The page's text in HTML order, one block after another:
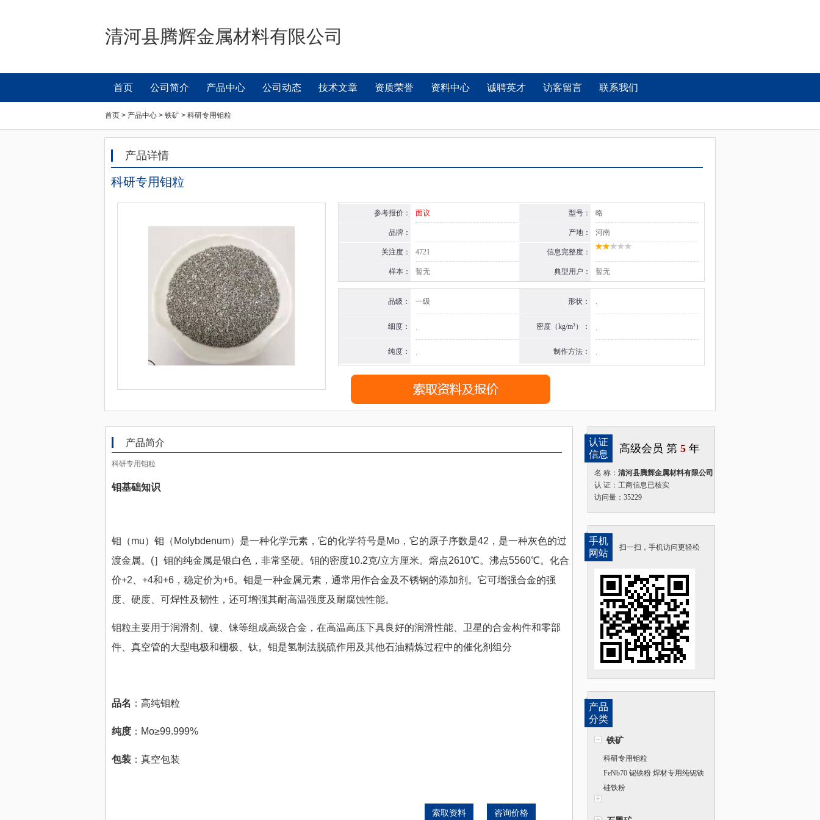
清河县腾辉金属材料有限公司
首页 公司简介 产品中心 公司动态 技术文章 资质荣誉 资料中心 诚聘英才 访客留言 联系我们
首页 > 产品中心 > 铁矿 > 科研专用钼粒
产品详情
科研专用钼粒
参考报价： 面议
品牌：
关注度： 4721
样本： 暂无
型号： 略
产地： 河南
信息完整度：
典型用户： 暂无
品级： 一级
细度： .
纯度： .
形状： .
密度（kg/m³）： .
制作方法： .
认证
信息
高级会员 第 5 年
名 称： 清河县腾辉金属材料有限公司
认 证：工商信息已核实
访问量：35229
手机
网站
扫一扫，手机访问更轻松
产品
分类
铁矿
科研专用钼粒
FeNb70 铌铁粉 焊材专用纯铌铁
粉末硅铁粉
产品简介
科研专用钼粒
钼基础知识
钼（mu）钼（Molybdenum）是一种化学元素，它的化学符号是Mo，它的原子序数是42，是一种灰色的过
渡金属。(］钼的纯金属是银白色，非常坚硬。钼的密度10.2克/立方厘米。熔点2610℃。沸点5560℃。化合
价+2、+4和+6，稳定价为+6。钼是一种金属元素，通常用作合金及不锈钢的添加剂。它可增强合金的强
度、硬度、可焊性及韧性，还可增强其耐高温强度及耐腐蚀性能。
钼粒主要用于润滑剂、镍、铼等组成高级合金，在高温高压下具良好的润滑性能、卫星的合金构件和零部
件、真空管的大型电极和栅极、钛。钼是氢制法脱硫作用及其他石油精炼过程中的催化剂组分
品名 ：高纯钼粒
纯度 ：Mo≥99.999%
包装 ：真空包装
索取资料 咨询价格